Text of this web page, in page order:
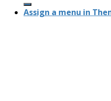
Assign a menu in